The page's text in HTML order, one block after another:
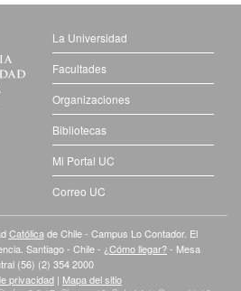
La Universidad
Facultades
Organizaciones
Bibliotecas
Mi Portal UC
Correo UC
Católica de Chile - Campus Lo Contador. El
Santiago - Chile - ¿Cómo llegar?- Mesa
(56) (2) 354 2000
privacidad | Mapa del sitio